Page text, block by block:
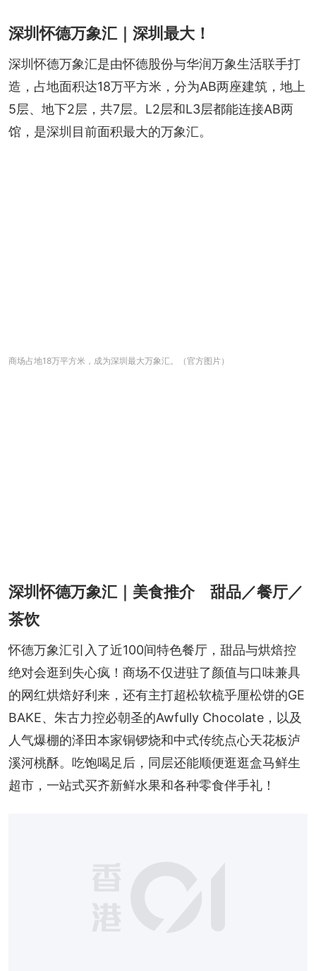
深圳怀德万象汇｜深圳最大！
深圳怀德万象汇是由怀德股份与华润万象生活联手打
造，占地面积达18万平方米，分为AB两座建筑，地上
5层、地下2层，共7层。L2层和L3层都能连接AB两
馆，是深圳目前面积最大的万象汇。
商场占地18万平方米，成为深圳最大万象汇。（官方图片）
深圳怀德万象汇｜美食推介 甜品／餐厅／
茶饮
怀德万象汇引入了近100间特色餐厅，甜品与烘焙控
绝对会逛到失心疯！商场不仅进驻了颜值与口味兼具
的网红烘焙好利来，还有主打超松软梳乎厘松饼的GE
BAKE、朱古力控必朝圣的Awfully Chocolate，以及
人气爆棚的泽田本家铜锣烧和中式传统点心天花板泸
溪河桃酥。吃饱喝足后，同层还能顺便逛逛盒马鲜生
超市，一站式买齐新鲜水果和各种零食伴手礼！